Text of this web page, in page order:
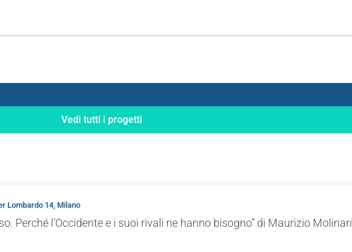
Vedi tutti i progetti
Lombardo 14, Milano
Perché l’Occidente e i suoi rivali ne hanno bisogno” di Maurizio Molinari